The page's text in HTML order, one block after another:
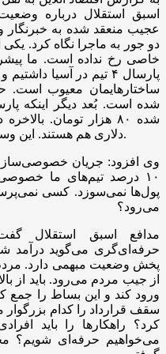
اسبق استقلال درباره وضعیت
عجیب منعقد شده به خبرنگار
دو جور به ماجرا نگاه کرد.
خاصی رخ نداده است. ما
ساختارهایمان معیوب است.
شده ۸۰ هزار تومان.
دلاری هم هستند. این وسط فقط فوتبال چیزی گیرش نمی‌آید.
وی افزود: جریان خصوصی‌سازی
۱۰ درصد تیم‌های ما
پول‌ها نمی‌سوزد. کسی
می‌رود؟
مدافع اسبق استقلال
حرفه‌ای‌گری می‌گوید درآمد
پخش وضعیت مبهمی دارد. مردم
از جیب مردم می‌رود. باید از
ورود کند و این بساط را جمع
سقف قرارداد را کدام بزرگوار
کرد؟ راهکارها را باید
می‌خواهیم حرفه‌ای شویم؟